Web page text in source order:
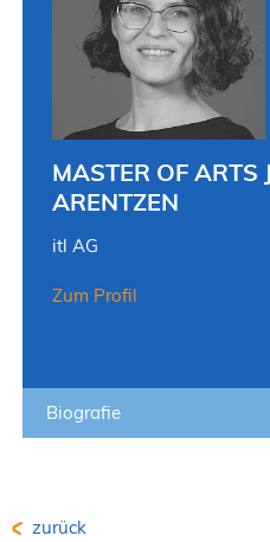
MASTER OF ARTS
ARENTZEN
itl AG
Zum Profil
Biografie
zurück